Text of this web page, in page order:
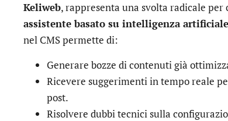
Keliweb, rappresenta una svolta radicale
assistente basato su intelligenza artificiale
nel CMS permette di:
Generare bozze di contenuti già
Ricevere suggerimenti in tempo reale
post.
Risolvere dubbi tecnici sulla